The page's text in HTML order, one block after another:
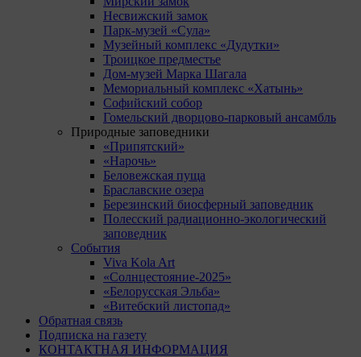
Несвижский замок
Парк-музей «Сула»
Музейный комплекс «Дудутки»
Троицкое предместье
Дом-музей Марка Шагала
Мемориальный комплекс «Хатынь»
Софийский собор
Гомельский дворцово-парковый ансамбль
Природные заповедники
«Припятский»
«Нарочь»
Беловежская пуща
Браславские озера
Березинский биосферный заповедник
Полесский радиационно-экологический
заповедник
События
Viva Kola Art
«Солнцестояние-2025»
«Белорусская Эльба»
«Витебский листопад»
Обратная связь
Подписка на газету
КОНТАКТНАЯ ИНФОРМАЦИЯ